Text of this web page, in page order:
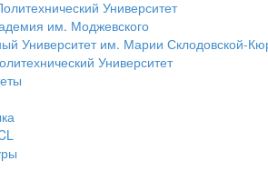
Университет
им. Моджевского
Университет им. Марии Склодовской-
Университет